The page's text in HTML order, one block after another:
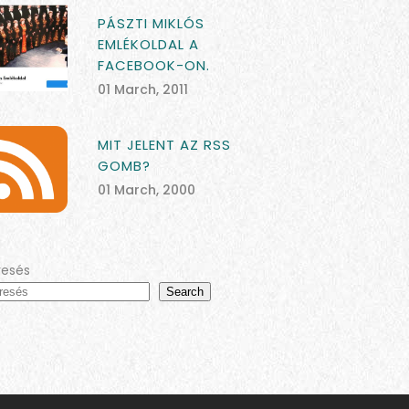
PÁSZTI MIKLÓS
EMLÉKOLDAL A
FACEBOOK-ON.
01 March, 2011
MIT JELENT AZ RSS
GOMB?
01 March, 2000
Search